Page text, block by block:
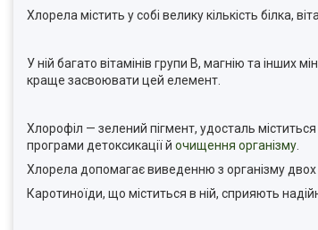
Хлорела містить у собі велику кількість білка,
У ній багато вітамінів групи B, магнію та
краще засвоювати цей елемент.
Хлорофіл — зелений пігмент, удосталь
програми детоксикації й очищення організму
Хлорела допомагає виведенню з організму
Каротиноїди, що міститься в ній, сприяють